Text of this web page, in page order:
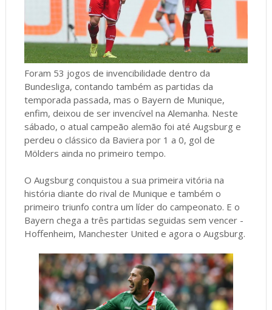
Foram 53 jogos de invencibilidade dentro da
Bundesliga, contando também as partidas da
temporada passada, mas o Bayern de Munique,
enfim, deixou de ser invencível na Alemanha. Neste
sábado, o atual campeão alemão foi até Augsburg e
perdeu o clássico da Baviera por 1 a 0, gol de
Mölders ainda no primeiro tempo.
O Augsburg conquistou a sua primeira vitória na
história diante do rival de Munique e também o
primeiro triunfo contra um líder do campeonato. E o
Bayern chega a três partidas seguidas sem vencer -
Hoffenheim, Manchester United e agora o Augsburg.